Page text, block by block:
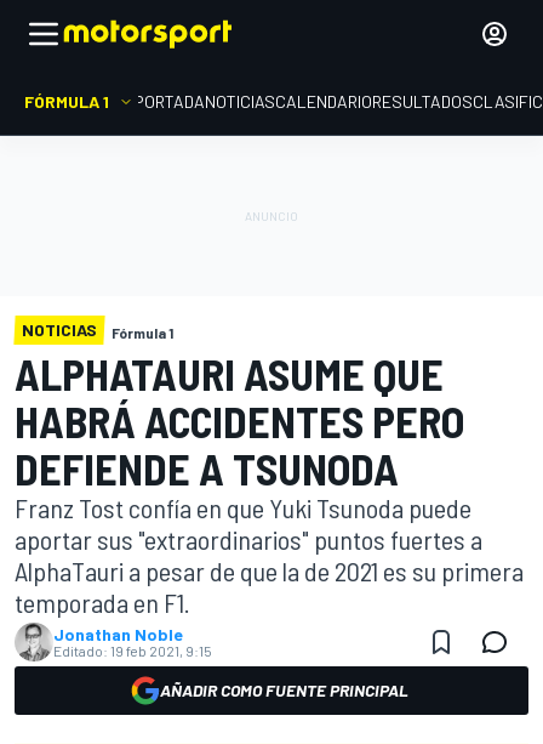
FÓRMULA 1 PORTADANOTICIASCALENDARIORESULTADOS
NOTICIAS Fórmula 1
ALPHATAURI ASUME QUE
HABRÁ ACCIDENTES PERO
DEFIENDE A TSUNODA
Franz Tost confía en que Yuki Tsunoda puede
aportar sus "extraordinarios" puntos fuertes a
AlphaTauri a pesar de que la de 2021 es su primera
temporada en F1.
Jonathan Noble
Editado: 19 feb 2021, 9:15
AÑADIR COMO FUENTE PRINCIPAL